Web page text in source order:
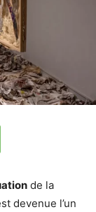
de la
devenue l’un